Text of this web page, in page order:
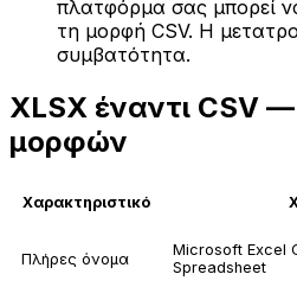
πλατφόρμα σας μπορεί
τη μορφή CSV. Η
συμβατότητα.
XLSX έναντι CSV
μορφών
Χαρακτηριστικό
Πλήρες όνομα
Microsoft Excel
Spreadsheet